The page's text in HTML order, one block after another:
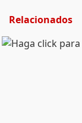
Relacionados